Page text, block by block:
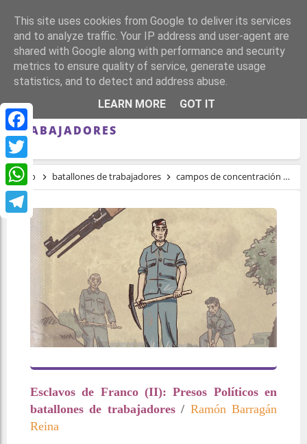
Facebook
Twitter
WhatsApp
Telegram
ESCLAVOS DE FRANCO (II): PRESOS
POLÍTICOS EN BATALLONES DE
TRABAJADORES
Inicio batallones de trabajadores campos de concentración
Esclavos de Franco (II): Presos Políticos en
batallones de trabajadores/ Ramón Barragán
Reina
This site uses cookies from Google to deliver its services
and to analyze traffic. Your IP address and user-agent are
shared with Google along with performance and security
metrics to ensure quality of service, generate usage
statistics, and to detect and address abuse.
LEARN MORE
GOT IT